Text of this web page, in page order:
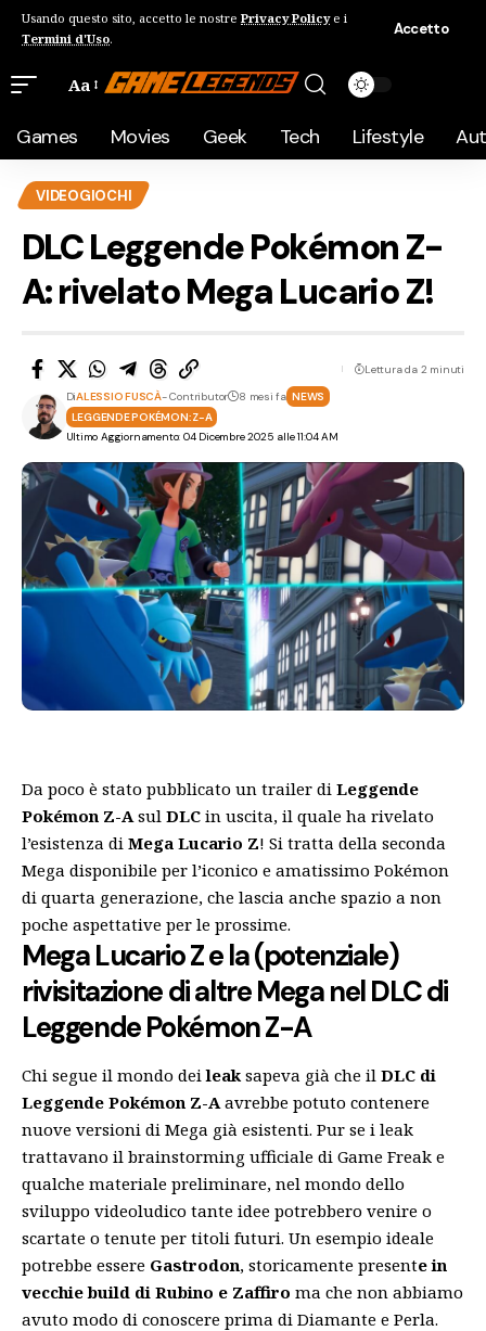
Usando questo sito, accetto le nostre Privacy Policye i
Termini d'Uso.
Accetto
Aa
Games Movies Geek Tech Lifestyle
VIDEOGIOCHI
DLC Leggende Pokémon Z-
A: rivelato Mega Lucario Z!
Ultimo Aggiornamento: 04 Dicembre 2025 alle 11:04 AM
DiALESSIO FUSCÀ- Contributor 8 mesi fa NEWS
LEGGENDE POKÉMON: Z-A
Lettura da 2 minuti
Da poco è stato pubblicato un trailer di Leggende
Pokémon Z-Asul DLC in uscita, il quale ha rivelato
l’esistenza di Mega Lucario Z! Si tratta della seconda
Mega disponibile per l’iconico e amatissimo Pokémon
di quarta generazione, che lascia anche spazio a non
poche aspettative per le prossime.
Mega Lucario Z e la (potenziale)
rivisitazione di altre Mega nel DLC di
Leggende Pokémon Z-A
Chi segue il mondo deileak sapeva già che il DLC di
Leggende Pokémon Z-A avrebbe potuto contenere
nuove versioni di Mega già esistenti. Pur se i leak
trattavano il brainstorming ufficiale di Game Freak e
qualche materiale preliminare, nel mondo dello
sviluppo videoludico tante idee potrebbero venire o
scartate o tenute per titoli futuri. Un esempio ideale
potrebbe essere Gastrodon, storicamente presente in
vecchie build di Rubino e Zaffiro ma che non abbiamo
avuto modo di conoscere prima di Diamante e Perla.